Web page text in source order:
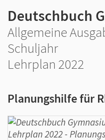
Deutschbuch
Allgemeine
Schuljahr
Lehrplan 2022
Planungshilfe für